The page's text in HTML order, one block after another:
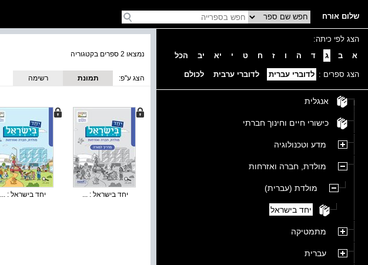
שלום אורח
הצג לפי כיתה:
א
ב ג ד ה ו ז ח ט י יא יב הכל
הצג ספרים : לדוברי עברית לדוברי ערבית לכולם
אנגלית
כישורי חיים וחינוך חברתי
מדע וטכנולוגיה
מולדת, חברה ואזרחות
מולדת (עברית)
יחד בישראל
מתמטיקה
עברית
נמצאו 2 ספרים בקטגוריה
הצג ע''פ:
תמונת
רשימה
יחד בישראל : ... יחד בישראל : ...